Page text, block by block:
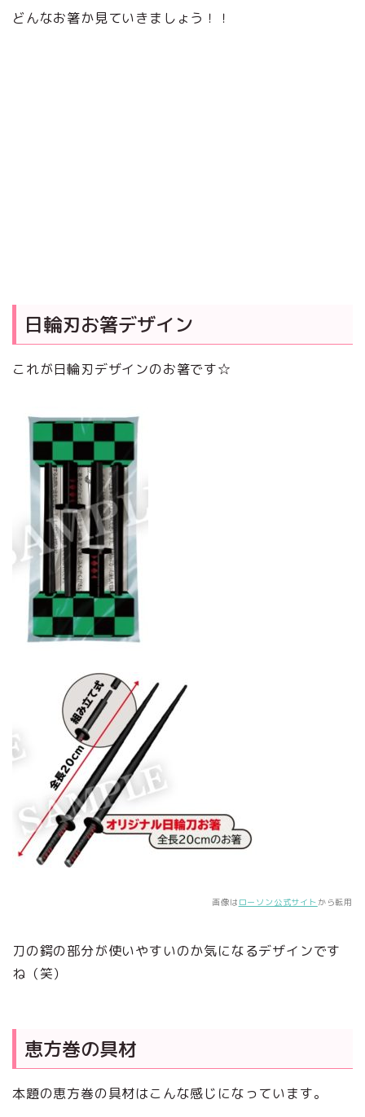
どんなお箸か見ていきましょう！！
日輪刃お箸デザイン
これが日輪刃デザインのお箸です☆
画像は ローソン公式サイト から転用
刀の鍔の部分が使いやすいのか気になるデザインです
ね（笑）
恵方巻の具材
本題の恵方巻の具材はこんな感じになっています。